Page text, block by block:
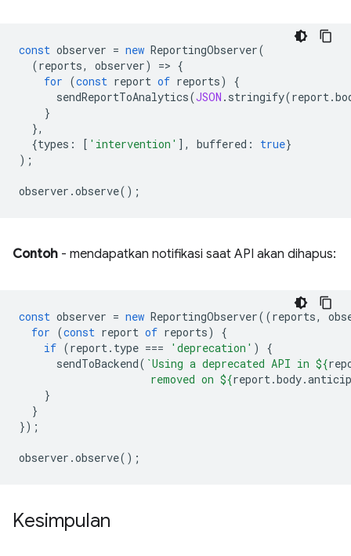
const observer = new ReportingObserver(
(reports, observer) => {
for (const report of reports)
{
sendReportToAnalytics(JSON . stringify(report.
}
},
{types : [ 'intervention' ], buffered : true}
);
observer .observe();
Contoh - mendapatkan notifikasi saat API akan dihapus:
const observer = new ReportingObserver((reports,
for (const report of reports)
{
if (report. type === 'deprecation' )
{
sendToBackend( `Using a deprecated API in ${
                     removed on
${report.body.
}
}
});
observer .observe();
Kesimpulan